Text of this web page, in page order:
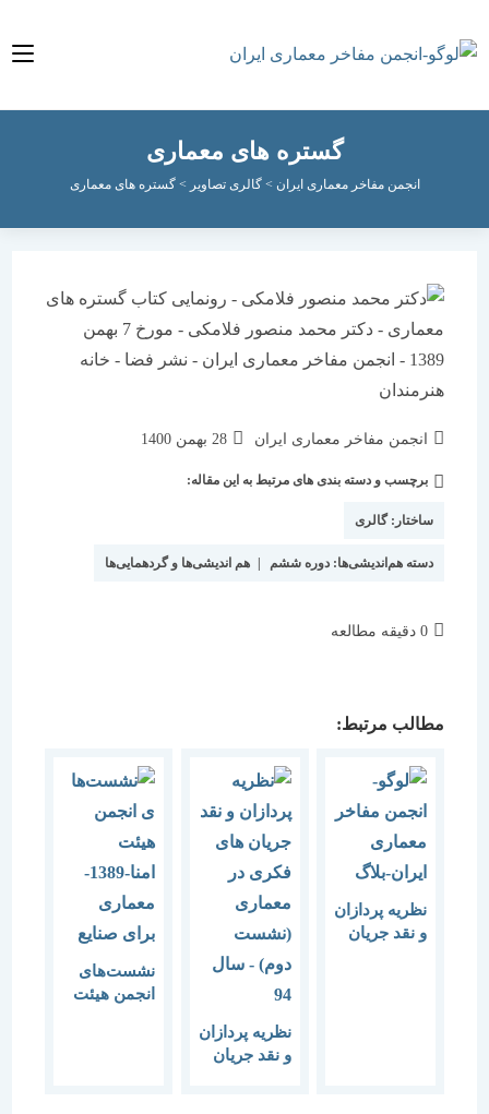
گستره های معماری
انجمن مفاخر معماری ایران > گالری تصاویر>گستره های معماری
انجمن مفاخر معماری ایران
نوشته
شده
28 بهمن 1400
برچسب و دسته بندی های مرتبط به این مقاله:
ساختار:گالری
دسته هم‌اندیشی‌ها:دوره ششم | هم اندیشی‌ها و گردهمایی‌ها
مطالب مرتبط:
نظریه پردازان
و نقد جریان
نظریه پردازان
و نقد جریان
نشست‌های
انجمن هیئت